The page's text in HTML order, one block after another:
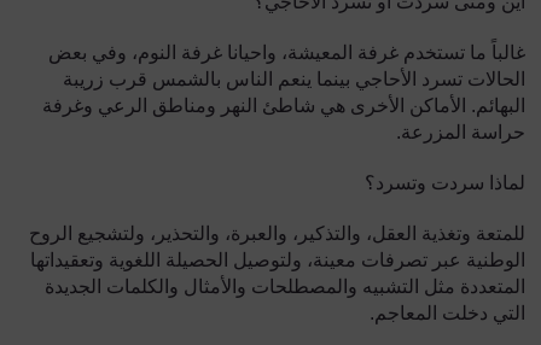
غالباً ما تستخدم غرفة المعيشة، واحيانا غرفة النوم، وفي بعض
الحالات تسرد الأحاجي بينما ينعم الناس بالشمس قرب زريبة
البهائم. الأماكن الأخرى هي شاطئ النهر ومناطق الرعي وغرفة
حراسة المزرعة.
لماذا سردت وتسرد؟
للمتعة وتغذية العقل، والتذكير، والعبرة، والتحذير، ولتشجيع الروح
الوطنية عبر تصرفات معينة، ولتوصيل الحصيلة اللغوية وتعقيداتها
المتعددة مثل التشبيه والمصطلحات والأمثال والكلمات الجديدة
التي دخلت المعاجم.